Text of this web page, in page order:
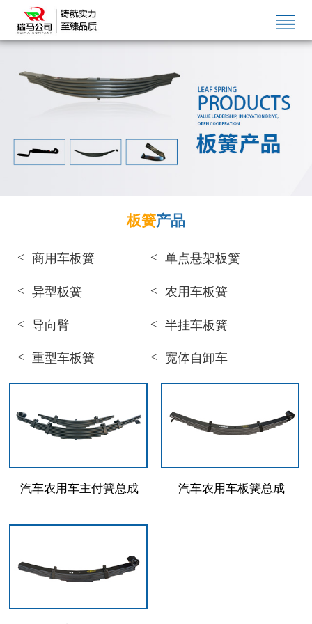
板簧产品
商用车板簧 单点悬架板簧
异型板簧 农用车板簧
导向臂 半挂车板簧
重型车板簧 宽体自卸车
汽车农用车主付簧总成 汽车农用车板簧总成